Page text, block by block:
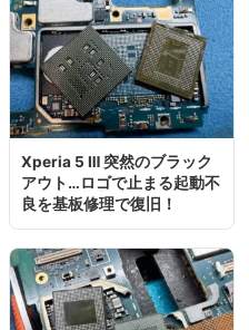
Xperia 5 Ⅲ 突然のブラック
アウト…ロゴで止まる起動不
良を基板修理で復旧！